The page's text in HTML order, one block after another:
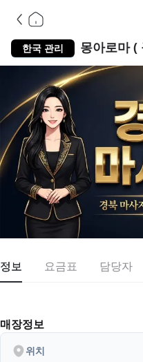
한국 관리 몽아로마 (
정보 요금표 담당자
매장정보
위치